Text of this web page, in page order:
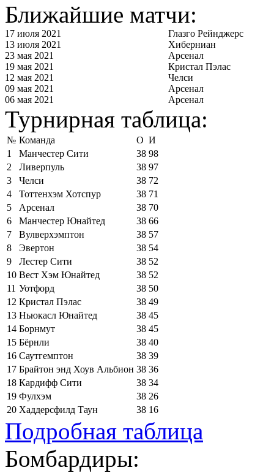
Ближайшие матчи:
17 июля 2021
Глазго Рейнджерс
13 июля 2021
Хиберниан
23 мая 2021
Арсенал
19 мая 2021
Кристал Пэлас
12 мая 2021
Челси
09 мая 2021
Арсенал
06 мая 2021
Арсенал
Турнирная таблица:
№ Команда О И
1
Манчестер Сити 38 98
2
Ливерпуль 38 97
3
Челси 38 72
4
Тоттенхэм Хотспур 38 71
5
Арсенал 38 70
6
Манчестер Юнайтед 38 66
7
Вулверхэмптон 38 57
8
Эвертон 38 54
9
Лестер Сити 38 52
10 Вест Хэм Юнайтед 38 52
11 Уотфорд 38 50
12 Кристал Пэлас 38 49
13 Ньюкасл Юнайтед 38 45
14 Борнмут 38 45
15 Бёрнли 38 40
16 Саутгемптон 38 39
17 Брайтон энд Хоув Альбион 38 36
18 Кардифф Сити 38 34
19 Фулхэм 38 26
20 Хаддерсфилд Таун 38 16
Подробная таблица
Бомбардиры: